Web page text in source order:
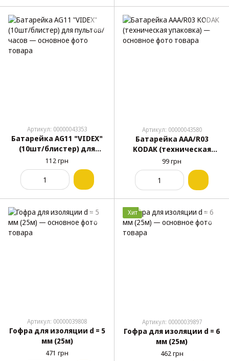
Артикул: 00000043353
Батарейка AG11 "VIDEX"
(10шт/блистер) для
пультов/часов
112 грн
Артикул: 00000043580
Батарейка ААА/R03
KODAK (техническая
упаковка)
99 грн
Артикул: 00000039808
Гофра для изоляции d = 5
мм (25м)
471 грн
Хит
Артикул: 00000039897
Гофра для изоляции d = 6
мм (25м)
462 грн